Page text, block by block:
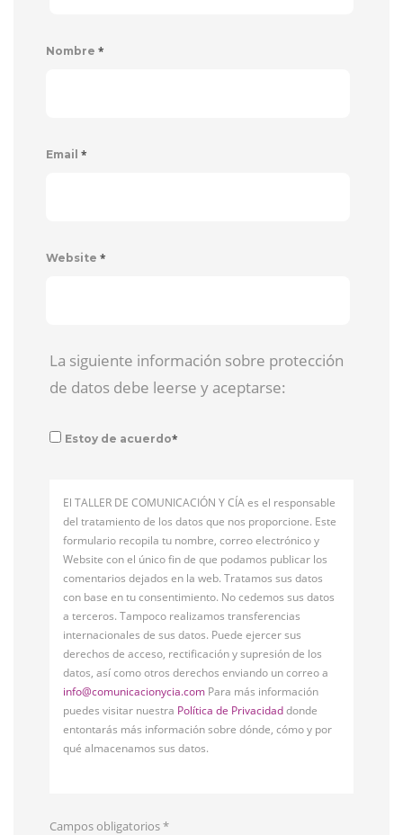
Nombre *
Email *
Website *
La siguiente información sobre protección
de datos debe leerse y aceptarse:
Estoy de acuerdo*
El TALLER DE COMUNICACIÓN Y CÍA es el responsable
del tratamiento de los datos que nos proporcione. Este
formulario recopila tu nombre, correo electrónico y
Website con el único fin de que podamos publicar los
comentarios dejados en la web. Tratamos sus datos
con base en tu consentimiento. No cedemos sus datos
a terceros. Tampoco realizamos transferencias
internacionales de sus datos. Puede ejercer sus
derechos de acceso, rectificación y supresión de los
datos, así como otros derechos enviando un correo a
info@comunicacionycia.com Para más información
puedes visitar nuestra Política de Privacidaddonde
entontarás más información sobre dónde, cómo y por
qué almacenamos sus datos.
Campos obligatorios*